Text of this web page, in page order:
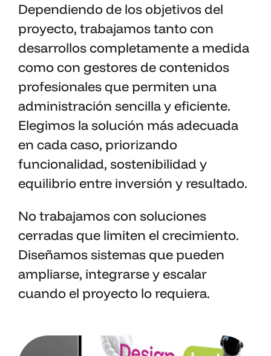
Dependiendo de los objetivos del
proyecto, trabajamos tanto con
desarrollos completamente a medida
como con gestores de contenidos
profesionales que permiten una
administración sencilla y eficiente.
Elegimos la solución más adecuada
en cada caso, priorizando
funcionalidad, sostenibilidad y
equilibrio entre inversión y resultado.
No trabajamos con soluciones
cerradas que limiten el crecimiento.
Diseñamos sistemas que pueden
ampliarse, integrarse y escalar
cuando el proyecto lo requiera.